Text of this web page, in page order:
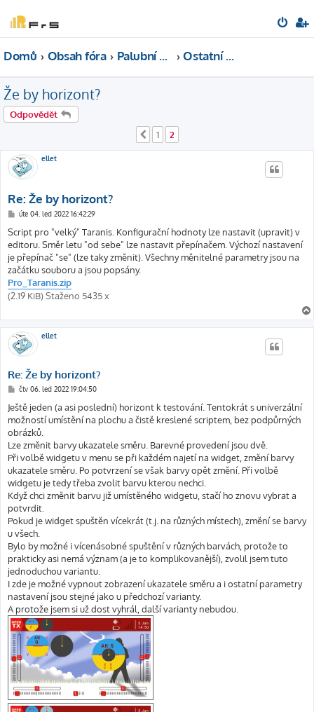
Domů Obsah fóra Palubní elektronika Ostatní senzory
Že by horizont?
Odpovědět
Předchozí
1 2
ellet
Re: Že by horizont?
P
í
s
p
ě
v
e
k
úte 04. led 2022 16:42:29
Script pro "velký" Taranis. Konfigurační hodnoty lze nastavit (upravit) v
editoru. Směr letu "od sebe" lze nastavit přepínačem. Výchozí nastavení
je přepínač "se" (lze taky změnit). Všechny měnitelné parametry jsou na
začátku souboru a jsou popsány.
Pro_Taranis.zip
(2.19 KiB) Staženo 5435 x
ellet
Re: Že by horizont?
P
í
s
p
ě
v
e
k
čtv 06. led 2022 19:04:50
Ještě jeden (a asi poslední) horizont k testování. Tentokrát s univerzální
možností umístění na plochu a čistě kreslené scriptem, bez podpůrných
obrázků.
Lze změnit barvy ukazatele směru. Barevné provedení jsou dvě.
Při volbě widgetu v menu se při každém najetí na widget, změní barvy
ukazatele směru. Po potvrzení se však barvy opět změní. Při volbě
widgetu je tedy třeba zvolit barvu kterou nechci.
Když chci změnit barvu již umístěného widgetu, stačí ho znovu vybrat a
potvrdit.
Pokud je widget spuštěn vícekrát (t.j. na různých místech), změní se barvy
u všech.
Bylo by možné i vícenásobné spuštění v různých barvách, protože to
prakticky asi nemá význam (a je to komplikovanější), zvolil jsem tuto
jednoduchou variantu.
I zde je možné vypnout zobrazení ukazatele směru a i ostatní parametry
nastavení jsou stejné jako u předchozí varianty.
A protože jsem si už dost vyhrál, další varianty nebudou.